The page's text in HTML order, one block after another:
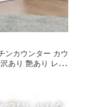
ンカウンター カウ
あり 艶あり レン
ンレール 可動棚
sanjp-0547